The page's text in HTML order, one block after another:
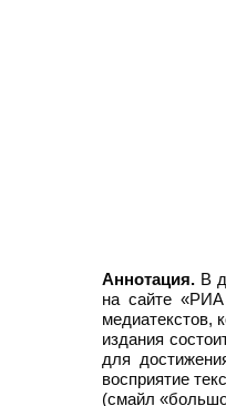
Аннотация. В
на сайте
медиатекстов,
издания
для
восприятие
(смайл